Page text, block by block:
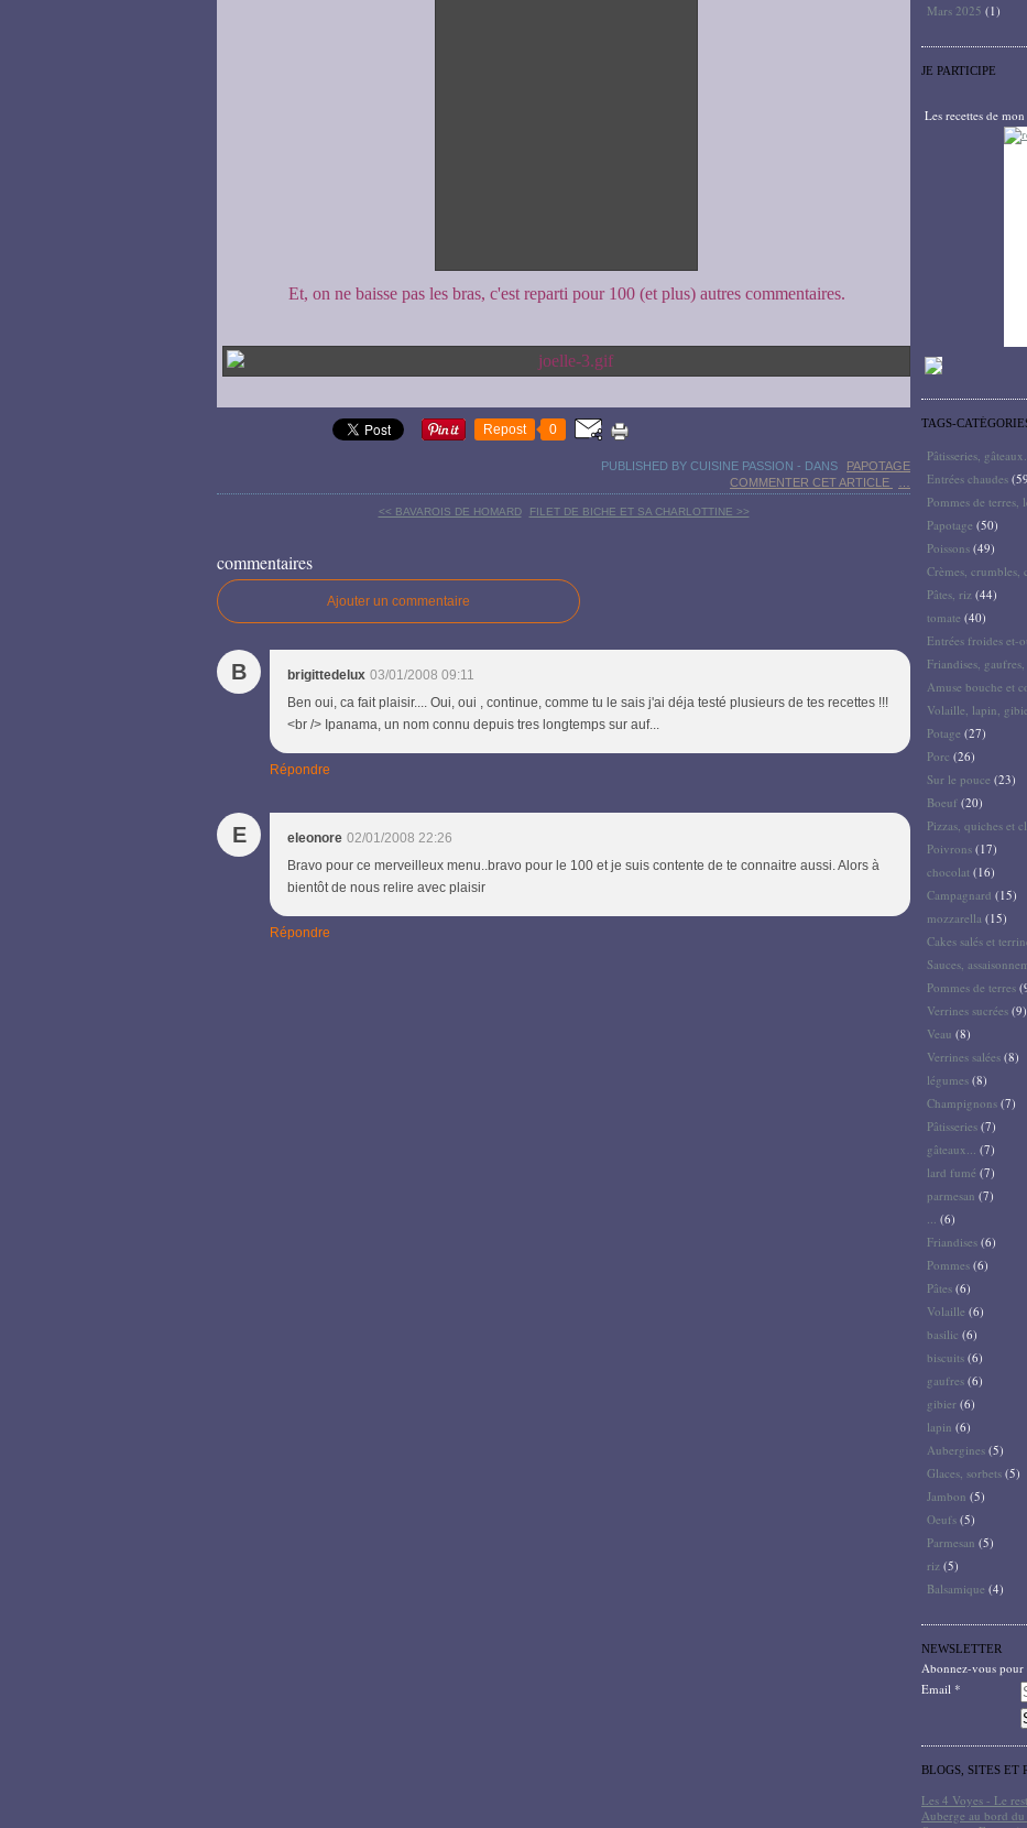
Et, on ne baisse pas les bras, c'est reparti pour 100 (et plus) autres commentaires.
Repost 0
PUBLISHED BY CUISINE PASSION - DANS
PAPOTAGE
COMMENTER CET ARTICLE
<< BAVAROIS DE HOMARD FILET DE BICHE ET SA CHARLOTTINE >>
commentaires
Ajouter un commentaire
B brigittedelux 03/01/2008 09:11
Ben oui, ca fait plaisir.... Oui, oui , continue, comme tu le sais j'ai déja testé plusieurs de tes recettes !!!
<br /> Ipanama, un nom connu depuis tres longtemps sur auf...
Répondre
E eleonore 02/01/2008 22:26
Bravo pour ce merveilleux menu..bravo pour le 100 et je suis contente de te connaitre aussi. Alors à
bientôt de nous relire avec plaisir
Répondre
Mars 2025 (1)
JE PARTICIPE
Les recettes de
TAGS-
Pâtisseries,
Entrées chaudes
Pommes de terres,
Papotage (50)
Poissons (49)
Crèmes, crumbles,
Pâtes, riz (44)
tomate (40)
Entrées froides et-
Friandises,
Amuse bouche et
Volaille, lapin,
Potage (27)
Porc (26)
Sur le pouce (23)
Boeuf (20)
Pizzas, quiches et
Poivrons (17)
chocolat (16)
Campagnard (15)
mozzarella (15)
Cakes salés et
Sauces,
Pommes de terres
Verrines sucrées (9)
Veau (8)
Verrines salées (8)
légumes (8)
Champignons (7)
Pâtisseries (7)
gâteaux... (7)
lard fumé (7)
parmesan (7)
... (6)
Friandises (6)
Pommes (6)
Pâtes (6)
Volaille (6)
basilic (6)
biscuits (6)
gaufres (6)
gibier (6)
lapin (6)
Aubergines (5)
Glaces, sorbets (5)
Jambon (5)
Oeufs (5)
Parmesan (5)
riz (5)
Balsamique (4)
NEWSLETTER
Abonnez-vous pour
Email
BLOGS, SITES ET
Les 4 Voyes - Le
Auberge au bord